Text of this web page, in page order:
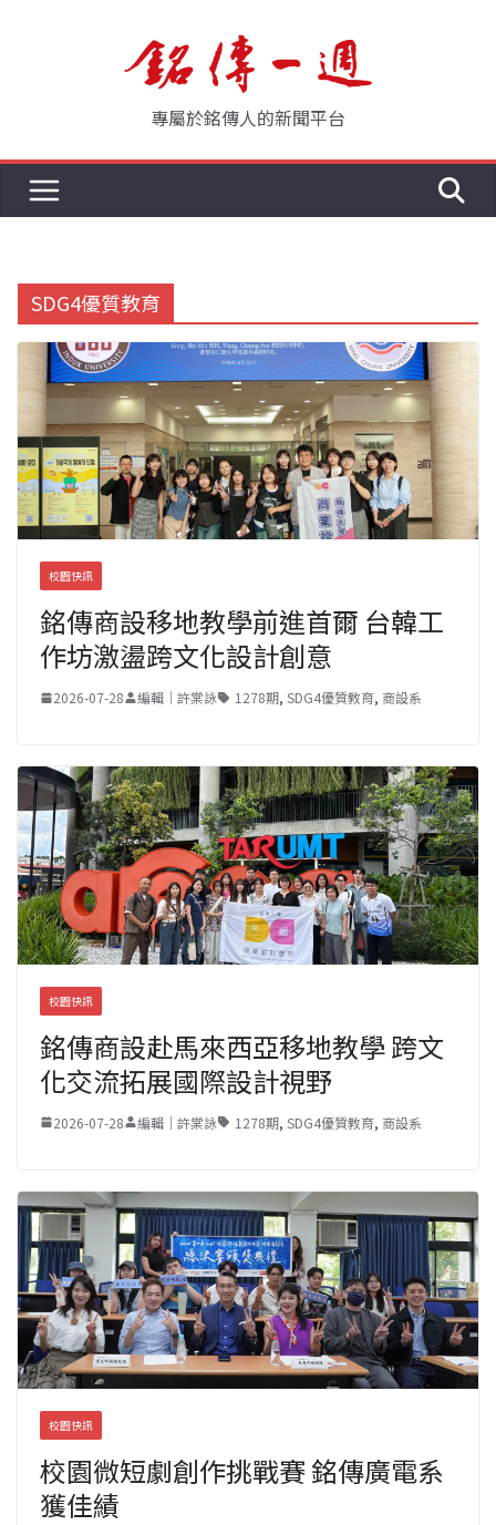
專屬於銘傳人的新聞平台
SDG4優質教育
校園快訊
銘傳商設移地教學前進首爾 台韓工
作坊激盪跨文化設計創意
2026-07-28 編輯｜許棠詠 1278期, SDG4優質教育, 商設系
校園快訊
銘傳商設赴馬來西亞移地教學 跨文
化交流拓展國際設計視野
2026-07-28 編輯｜許棠詠 1278期, SDG4優質教育, 商設系
校園快訊
校園微短劇創作挑戰賽 銘傳廣電系
獲佳績